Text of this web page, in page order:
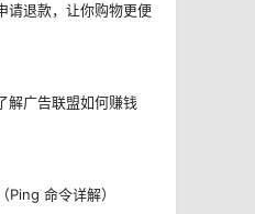
请退款，让你购物更便
解广告联盟如何赚钱
Ping 命令详解）